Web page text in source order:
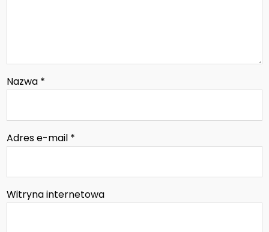
Nazwa *
Adres e-mail *
Witryna internetowa